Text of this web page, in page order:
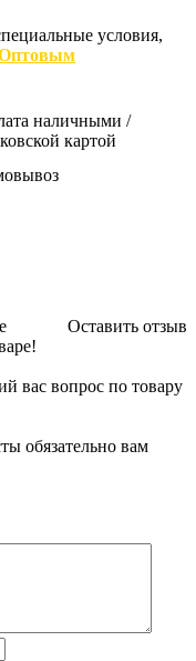
условия,
наличными /
картой
Оставить отзыв
вас вопрос по товару
обязательно вам